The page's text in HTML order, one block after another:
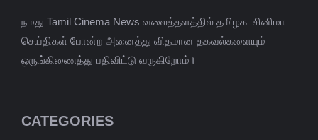
நமது Tamil Cinema News வலைத்தளத்தில் தமிழக சினிமா
செய்திகள் போன்ற அனைத்து விதமான தகவல்களையும்
ஒருங்கிணைத்து பதிவிட்டு வருகிறோம்।
CATEGORIES